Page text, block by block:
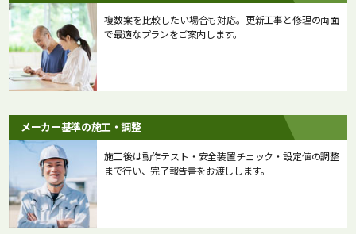
複数案を比較したい場合も対応。更新工事と修理の両面
で最適なプランをご案内します。
メーカー基準の施工・調整
施工後は動作テスト・安全装置チェック・設定値の調整
まで行い、完了報告書をお渡しします。